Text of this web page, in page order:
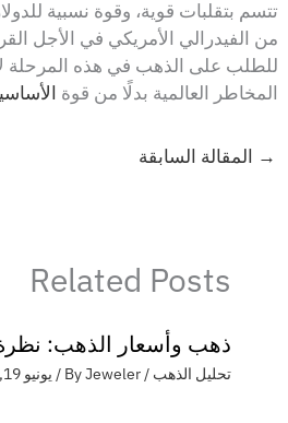
تتسم بتقلبات قوية، وقوة نسبية
من الفيدرالي الأمريكي في الأجل
للطلب على الذهب في هذه المرحلة
المخاطر العالمية بدلًا من قوة
→ المقالة السابقة
Related Posts
ذهب وأسعار الذهب:
تحليل الذهب / By
Jeweler
/ يونيو 19, 2024